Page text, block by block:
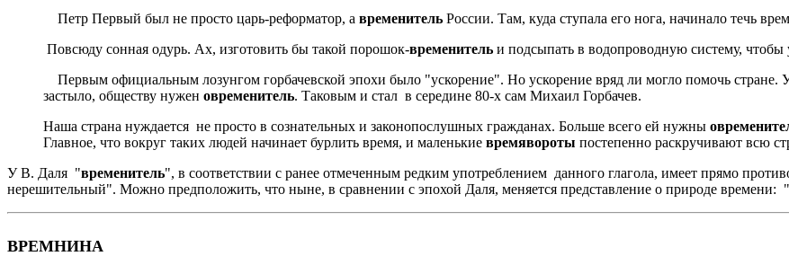
Петр Первый был не просто царь-реформатор, а временитель России. Там, куда ступала его нога, начинало течь
Повсюду сонная одурь. Ах, изготовить бы такой порошок-временитель и подсыпать в водопроводную систему,
Первым официальным лозунгом горбачевской эпохи было "ускорение". Но ускорение вряд ли могло помочь стране.
застыло, обществу нужен овременитель. Таковым и стал в середине 80-х сам Михаил Горбачев.
Наша страна нуждается не просто в сознательных и законопослушных гражданах. Больше всего ей нужны
Главное, что вокруг таких людей начинает бурлить время, и маленькие времявороты постепенно раскручивают всю
У В. Даля "временитель", в соответствии с ранее отмеченным редким употреблением данного глагола, имеет прямо
нерешительный". Можно предположить, что ныне, в сравнении с эпохой Даля, меняется представление о природе времени: "
ВРЕМНИНА